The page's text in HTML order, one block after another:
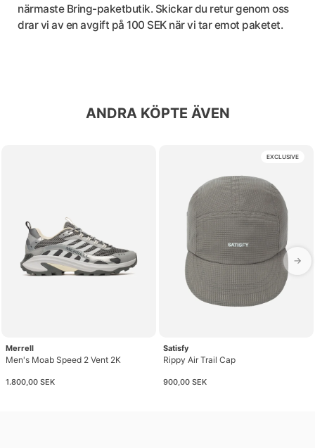
närmaste Bring-paketbutik. Skickar du retur genom oss
drar vi av en avgift på 100 SEK när vi tar emot paketet.
ANDRA KÖPTE ÄVEN
Merrell
Men's Moab Speed 2 Vent 2K
1.800,00 SEK
EXCLUSIVE
Satisfy
Rippy Air Trail Cap
900,00 SEK
→